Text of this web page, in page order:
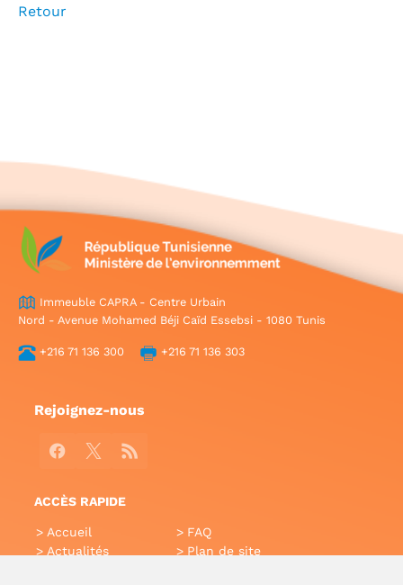
Retour
Immeuble CAPRA - Centre Urbain
Nord - Avenue Mohamed Béji Caïd Essebsi - 1080 Tunis
+216 71 136 300 +216 71 136 303
Rejoignez-nous
Facebook
X RSS
ACCÈS RAPIDE
Accueil
Actualités
FAQ
Plan de site